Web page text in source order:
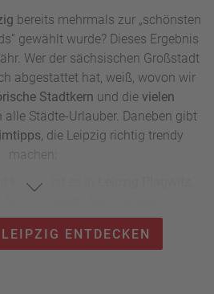
bereits mehrmals zur „schönsten
gewählt wurde? Dieses Ergebnis
Wer der sächsischen Großstadt
abgestattet hat, weiß, wovon wir
Stadtkern und die vielen
alle Städte-Urlauber. Daneben gibt
die Leipzig richtig trendy
machen:
kreativ ist es in
haben sich in Wohnlofts,
Clubs und Restaurants
ENTDECKEN